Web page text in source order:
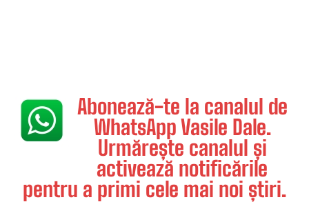
Abonează-te la canalul de
WhatsApp Vasile Dale.
Urmărește canalul și
activează notificările
pentru a primi cele mai noi știri.